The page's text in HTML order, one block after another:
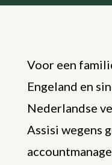
Voor een
Engeland en
Nederlandse
Assisi wegens